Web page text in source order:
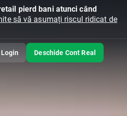
pierd bani atunci când
să vă asumați riscul ridicat de
Login Deschide Cont Real